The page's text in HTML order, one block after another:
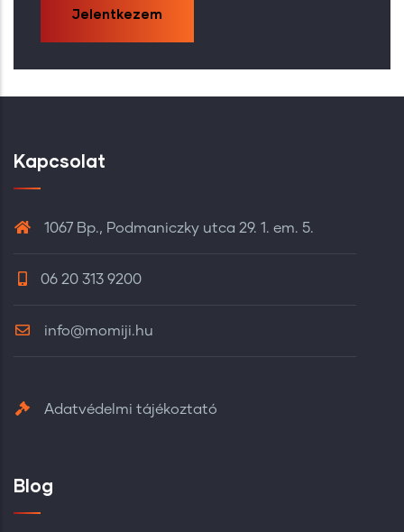
Jelentkezem
Kapcsolat
1067 Bp., Podmaniczky utca 29. 1. em. 5.
06 20 313 9200
info@momiji.hu
Adatvédelmi tájékoztató
Blog